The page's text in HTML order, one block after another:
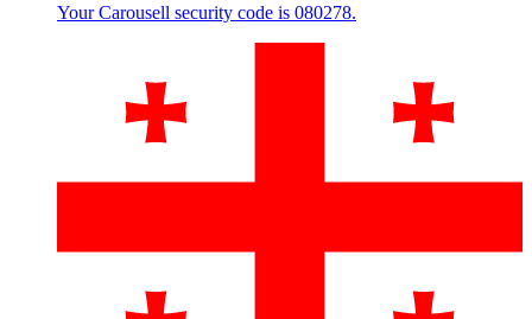
Your Carousell security code is 080278.